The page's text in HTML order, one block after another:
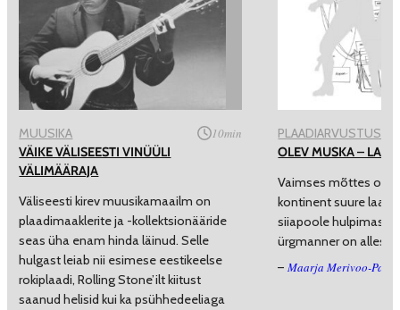
MUUSIKA 10min
VÄIKE VÄLISEESTI VINÜÜLI
VÄLIMÄÄRAJA
Väliseesti kirev muusikamaailm on
plaadimaaklerite ja -kollektsionääride
seas üha enam hinda läinud. Selle
hulgast leiab nii esimese eestikeelse
rokiplaadi, Rolling Stone’ilt kiitust
saanud helisid kui ka psühhedeeliaga
PLAADIARVUSTUSED
OLEV MUSKA –
Vaimses mõttes on
kontinent suure
siiapoole hulpimas
ürgmanner on alles
– Maarja Merivoo-Parro